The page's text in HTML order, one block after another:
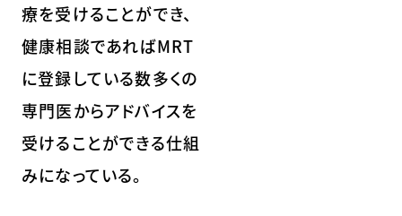
療を受けることができ、
健康相談であればMRT
に登録している数多くの
専門医からアドバイスを
受けることができる仕組
みになっている。